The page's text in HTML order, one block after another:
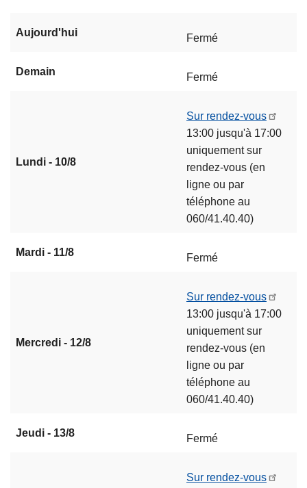
Aujourd'hui Fermé
Demain Fermé
Lundi - 10/8
Sur rendez-vous
13:00 jusqu'à 17:00
uniquement sur
rendez-vous (en
ligne ou par
téléphone au
060/41.40.40)
Mardi - 11/8 Fermé
Mercredi - 12/8
Sur rendez-vous
13:00 jusqu'à 17:00
uniquement sur
rendez-vous (en
ligne ou par
téléphone au
060/41.40.40)
Jeudi - 13/8 Fermé
Sur rendez-vous